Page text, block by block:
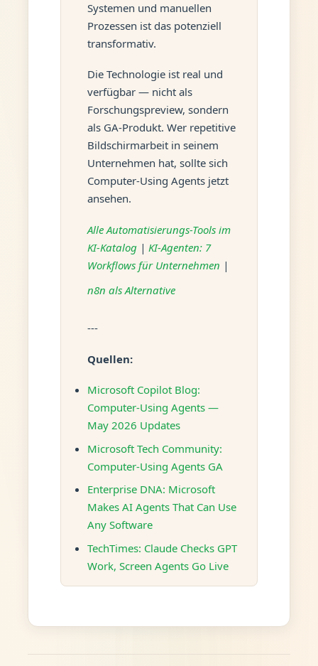
Systemen und manuellen
Prozessen ist das potenziell
transformativ.
Die Technologie ist real und
verfügbar — nicht als
Forschungspreview, sondern
als GA-Produkt. Wer repetitive
Bildschirmarbeit in seinem
Unternehmen hat, sollte sich
Computer-Using Agents jetzt
ansehen.
Alle Automatisierungs-Tools im
KI-Katalog |KI-Agenten: 7
Workflows für Unternehmen |
n8n als Alternative
---
Quellen:
Microsoft Copilot Blog:
Computer-Using Agents —
May 2026 Updates
Microsoft Tech Community:
Computer-Using Agents GA
Enterprise DNA: Microsoft
Makes AI Agents That Can Use
Any Software
TechTimes: Claude Checks GPT
Work, Screen Agents Go Live